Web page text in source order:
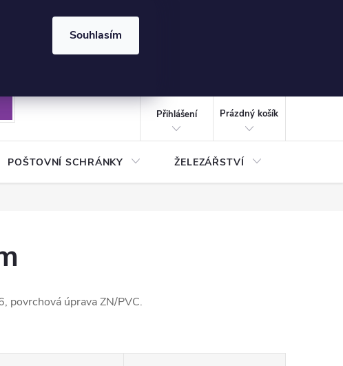
⏰ | Kód: LÉTO2026
Souhlasím
Přihlášení
KOŠÍK
Prázdný košík
POŠTOVNÍ SCHRÁNKY ŽELEZÁŘSTVÍ
povrchová úprava ZN/PVC.